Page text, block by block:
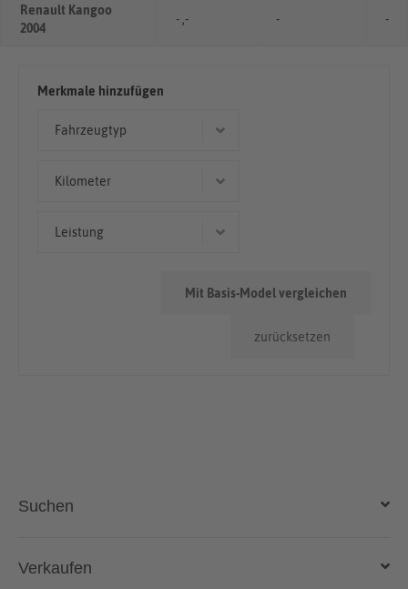
Renault Kangoo
2004
- ,- - -
Merkmale hinzufügen
Fahrzeugtyp
Kilometer
Leistung
zurücksetzen
Mit Basis-Model vergleichen
Suchen
Auto kaufen
Verkaufen